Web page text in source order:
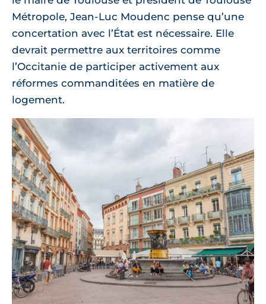
Métropole, Jean-Luc Moudenc pense qu’une
concertation avec l’État est nécessaire. Elle
devrait permettre aux territoires comme
l’Occitanie de participer activement aux
réformes commanditées en matière de
logement.